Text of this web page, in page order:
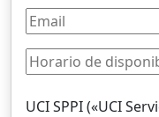
UCI SPPI («UCI